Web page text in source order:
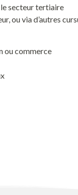
le secteur tertiaire
ou via d’autres
ou commerce